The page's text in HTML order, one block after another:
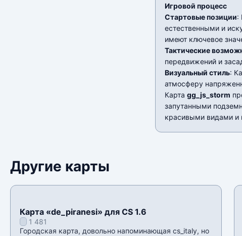
Игровой процесс
Стартовые позиции:
естественными и
имеют ключевое
Тактические
передвижений и
Визуальный стиль:
атмосферу
Карта gg_js_storm
запутанными
красивыми видами и
Другие карты
Карта «de_piranesi» для CS 1.6
1 481
Городская карта, довольно напоминающая cs_italy, но